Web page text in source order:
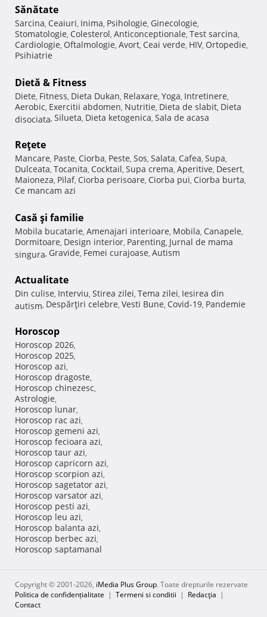
Sănătate
Sarcina, Ceaiuri, Inima, Psihologie, Ginecologie,
Stomatologie, Colesterol, Anticonceptionale, Test sarcina,
Cardiologie, Oftalmologie, Avort, Ceai verde, HIV, Ortopedie,
Psihiatrie
Dietă & Fitness
Diete, Fitness, Dieta Dukan, Relaxare, Yoga, Intretinere,
Aerobic, Exercitii abdomen, Nutritie, Dieta de slabit, Dieta
disociata, Silueta, Dieta ketogenica, Sala de acasa
Reţete
Mancare, Paste, Ciorba, Peste, Sos, Salata, Cafea, Supa,
Dulceata, Tocanita, Cocktail, Supa crema, Aperitive, Desert,
Maioneza, Pilaf, Ciorba perisoare, Ciorba pui, Ciorba burta,
Ce mancam azi
Casă şi familie
Mobila bucatarie, Amenajari interioare, Mobila, Canapele,
Dormitoare, Design interior, Parenting, Jurnal de mama
singura, Gravide, Femei curajoase, Autism
Actualitate
Din culise, Interviu, Stirea zilei, Tema zilei, Iesirea din
autism, Despărţiri celebre, Vesti Bune, Covid-19, Pandemie
Horoscop
Horoscop 2026,
Horoscop 2025,
Horoscop azi,
Horoscop dragoste,
Horoscop chinezesc,
Astrologie,
Horoscop lunar,
Horoscop rac azi,
Horoscop gemeni azi,
Horoscop fecioara azi,
Horoscop taur azi,
Horoscop capricorn azi,
Horoscop scorpion azi,
Horoscop sagetator azi,
Horoscop varsator azi,
Horoscop pesti azi,
Horoscop leu azi,
Horoscop balanta azi,
Horoscop berbec azi,
Horoscop saptamanal
Copyright © 2001-2026, iMedia Plus Group. Toate drepturile rezervate
Politica de confidențialitate | Termeni si conditii | Redacţia |
Contact